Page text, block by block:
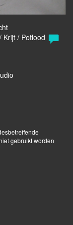
Krijt / Potlood
gebruikt worden